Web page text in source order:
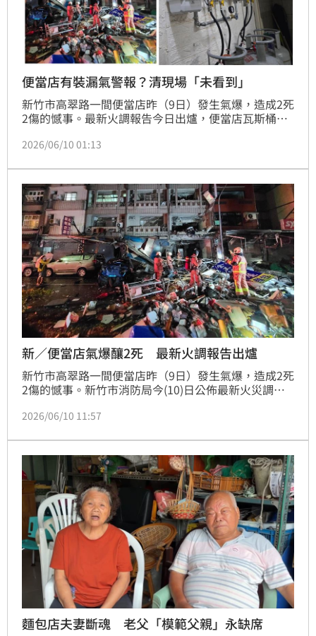
便當店有裝漏氣警報？清現場「未看到」
新竹市高翠路一間便當店昨（9日）發生氣爆，造成2死
2傷的憾事。最新火調報告今日出爐，便當店瓦斯桶使
的跡象，懷疑是造成瓦斯外洩的主因。至於便當店業者
示，目前現場「尚未」發現該裝置，還要持續釐清。
2026/06/10 01:13
新／便當店氣爆釀2死 最新火調報告出爐
新竹市高翠路一間便當店昨（9日）發生氣爆，造成2死
2傷的憾事。新竹市消防局今(10)日公佈最新火災調查
出該便當店所使用之4桶瓦斯桶，並發現關鍵的軟管斷
2026/06/10 11:57
麵包店夫妻斷魂 老父「模範父親」永缺席